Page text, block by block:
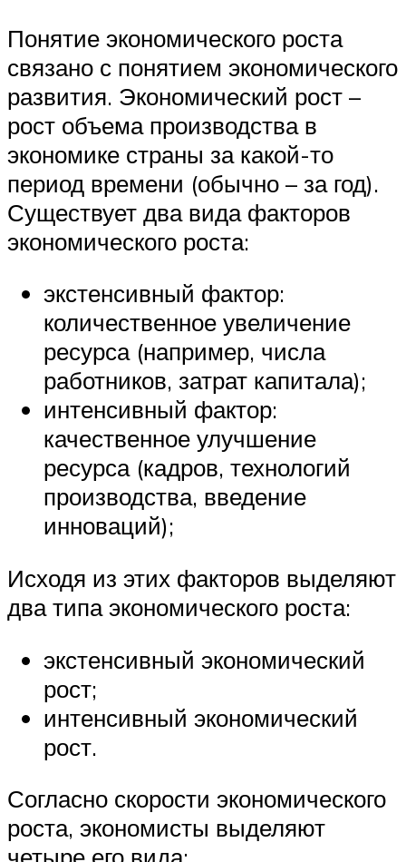
Понятие экономического роста
связано с понятием экономического
развития. Экономический рост –
рост объема производства в
экономике страны за какой-то
период времени (обычно – за год).
Существует два вида факторов
экономического роста:
экстенсивный фактор:
количественное увеличение
ресурса (например, числа
работников, затрат капитала);
интенсивный фактор:
качественное улучшение
ресурса (кадров, технологий
производства, введение
инноваций);
Исходя из этих факторов выделяют
два типа экономического роста:
экстенсивный экономический
рост;
интенсивный экономический
рост.
Согласно скорости экономического
роста, экономисты выделяют